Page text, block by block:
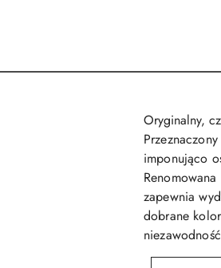
Oryginalny,
imponująco
zapewnia
dobrane